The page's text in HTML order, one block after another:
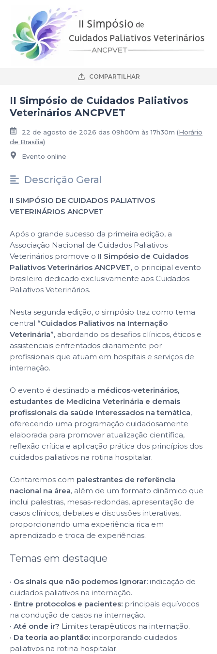
COMPARTILHAR
II Simpósio de Cuidados Paliativos
Veterinários ANCPVET
22 de agosto de 2026 das 09h00m às 17h30m (Horário
de Brasília)
Evento online
Descrição Geral
II SIMPÓSIO DE CUIDADOS PALIATIVOS
VETERINÁRIOS ANCPVET
Após o grande sucesso da primeira edição, a
Associação Nacional de Cuidados Paliativos
Veterinários promove o II Simpósio de Cuidados
Paliativos Veterinários ANCPVET, o principal evento
brasileiro dedicado exclusivamente aos Cuidados
Paliativos Veterinários.
Nesta segunda edição, o simpósio traz como tema
central “Cuidados Paliativos na Internação
Veterinária”, abordando os desafios clínicos, éticos e
assistenciais enfrentados diariamente por
profissionais que atuam em hospitais e serviços de
internação.
O evento é destinado a médicos-veterinários,
estudantes de Medicina Veterinária e demais
profissionais da saúde interessados na temática,
oferecendo uma programação cuidadosamente
elaborada para promover atualização científica,
reflexão crítica e aplicação prática dos princípios dos
cuidados paliativos na rotina hospitalar.
Contaremos com palestrantes de referência
nacional na área, além de um formato dinâmico que
inclui palestras, mesas-redondas, apresentação de
casos clínicos, debates e discussões interativas,
proporcionando uma experiência rica em
aprendizado e troca de experiências.
Temas em destaque
• Os sinais que não podemos ignorar: indicação de
cuidados paliativos na internação.
• Entre protocolos e pacientes: principais equívocos
na condução de casos na internação.
• Até onde ir? Limites terapêuticos na internação.
• Da teoria ao plantão: incorporando cuidados
paliativos na rotina hospitalar.